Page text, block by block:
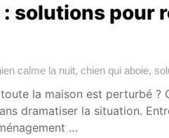
solutions pour
calme la nuit, chien qui aboie,
la maison est perturbé ?
dramatiser la situation.
…